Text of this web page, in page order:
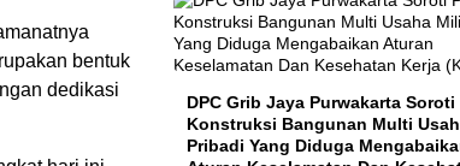
bentuk
dedikasi
DPC Grib Jaya Purwakarta Soroti
Konstruksi Bangunan Multi
Pribadi Yang Diduga